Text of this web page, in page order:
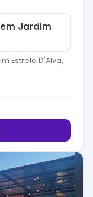
Jardim
Estrela D'Alva,